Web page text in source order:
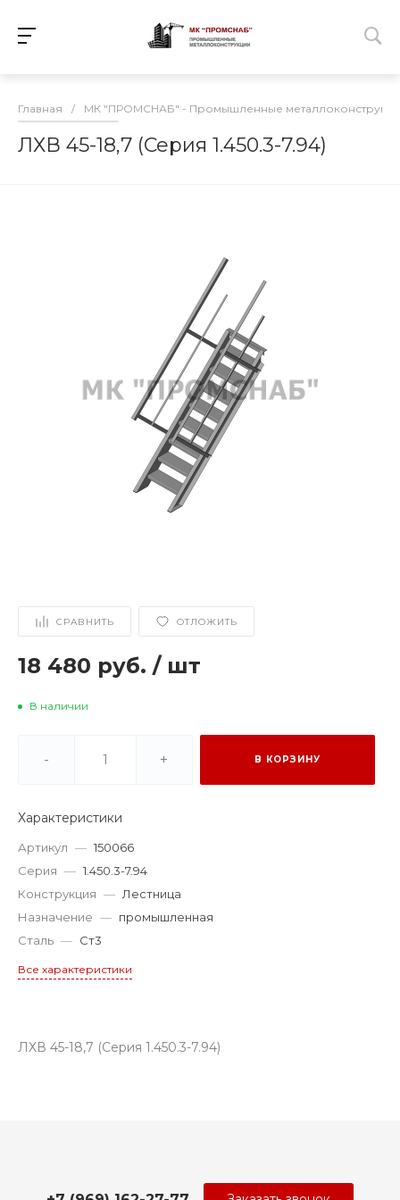
Главная / МК "ПРОМСНАБ" - Промышленные
ЛХВ 45-18,7 (Серия 1.450.3-7.94)
СРАВНИТЬ ОТЛОЖИТЬ
18 480 руб. / шт
В наличии
- + В КОРЗИНУ
Характеристики
Артикул — 150066
Серия — 1.450.3-7.94
Конструкция — Лестница
Назначение — промышленная
Сталь — Ст3
Все характеристики
ЛХВ 45-18,7 (Серия 1.450.3-7.94)